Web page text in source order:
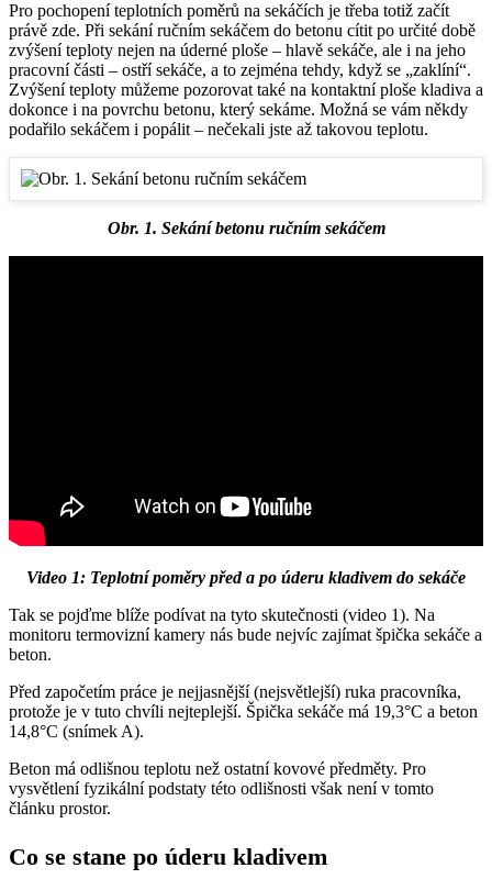
Pro pochopení teplotních poměrů na sekáčích je třeba totiž začít
právě zde. Při sekání ručním sekáčem do betonu cítit po určité době
zvýšení teploty nejen na úderné ploše – hlavě sekáče, ale i na jeho
pracovní části – ostří sekáče, a to zejména tehdy, když se „zaklíní“.
Zvýšení teploty můžeme pozorovat také na kontaktní ploše kladiva a
dokonce i na povrchu betonu, který sekáme. Možná se vám někdy
podařilo sekáčem i popálit – nečekali jste až takovou teplotu.
Obr. 1. Sekání betonu ručním sekáčem
Video 1: Teplotní poměry před a po úderu kladivem do sekáče
Tak se pojďme blíže podívat na tyto skutečnosti (video 1). Na
monitoru termovizní kamery nás bude nejvíc zajímat špička sekáče a
beton.
Před započetím práce je nejjasnější (nejsvětlejší) ruka pracovníka,
protože je v tuto chvíli nejteplejší. Špička sekáče má 19,3°C a beton
14,8°C (snímek A).
Beton má odlišnou teplotu než ostatní kovové předměty. Pro
vysvětlení fyzikální podstaty této odlišnosti však není v tomto
článku prostor.
Co se stane po úderu kladivem